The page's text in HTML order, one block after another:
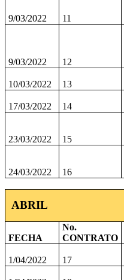
9/03/2022 11
9/03/2022 12
10/03/2022 13
17/03/2022 14
23/03/2022 15
24/03/2022 16
ABRIL
FECHA
No.
CONTRATO
1/04/2022 17